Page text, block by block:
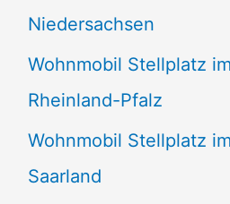
Niedersachsen
Wohnmobil Stellplatz
Rheinland-Pfalz
Wohnmobil Stellplatz
Saarland